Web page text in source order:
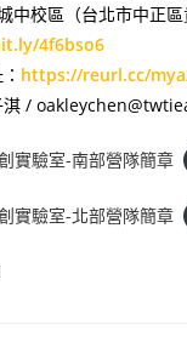
中校區（台北市中正區
4f6bso6
https://reurl.cc/
淇 /
實驗室-南部營隊簡章
實驗室-北部營隊簡章